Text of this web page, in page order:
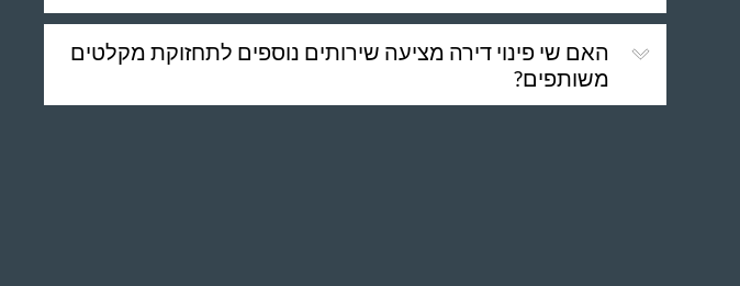
האם שי פינוי דירה מציעה שירותים נוספים לתחזוקת מקלטים
משותפים?